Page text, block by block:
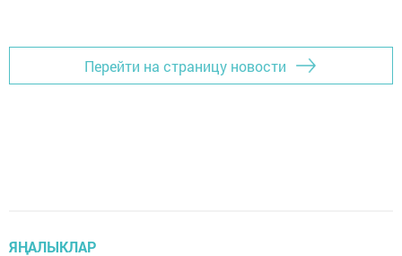
Перейти на страницу новости
ЯҢАЛЫКЛАР